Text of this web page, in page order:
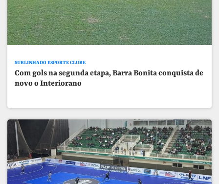
SUBLINHADO ESPORTE CLUBE
Com gols na segunda etapa, Barra Bonita conquista de
novo o Interiorano